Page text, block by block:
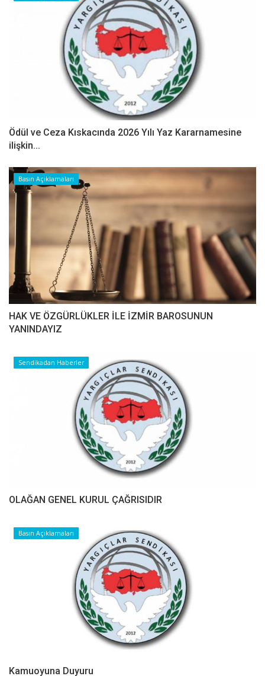
Ödül ve Ceza Kıskacında 2026 Yılı Yaz Kararnamesine
ilişkin...
Basın Açıklamaları
HAK VE ÖZGÜRLÜKLER İLE İZMİR BAROSUNUN
YANINDAYIZ
Sendikadan Haberler
OLAĞAN GENEL KURUL ÇAĞRISIDIR
Basın Açıklamaları
Kamuoyuna Duyuru